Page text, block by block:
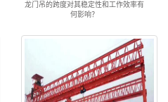
龙门吊的跨度对其稳定性和工作效率有
何影响？